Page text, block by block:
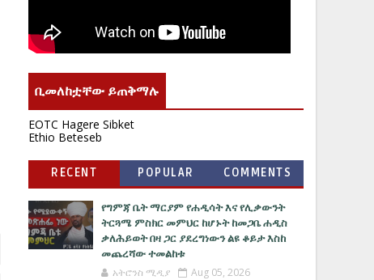
ቢመለከቷቸው ይጠቅማሉ
EOTC Hagere Sibket
Ethio Beteseb
RECENT POPULAR COMMENTS
የግምጃ ቤት ማርያም የሐዲሳት እና የሊቃውንት
ትርጓሜ ምስክር መምህር ከሆኑት ከመጋቤ ሐዲስ
ቃለሕይወት በዛ ጋር ያደረግነውን ልዩ ቆይታ እስከ
መጨረሻው ተመልከቱ
አትሮንስ ሚዲያ Aug 05, 2026